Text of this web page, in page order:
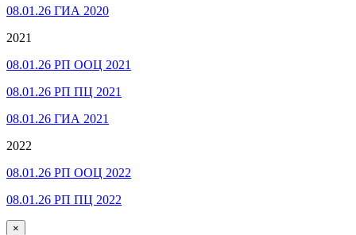
08.01.26 ГИА 2020
2021
08.01.26 РП ООЦ 2021
08.01.26 РП ПЦ 2021
08.01.26 ГИА 2021
2022
08.01.26 РП ООЦ 2022
08.01.26 РП ПЦ 2022
×